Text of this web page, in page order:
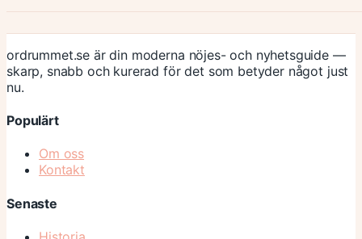
ordrummet.se är din moderna nöjes- och nyhetsguide —
skarp, snabb och kurerad för det som betyder något just
nu.
Populärt
Om oss
Kontakt
Senaste